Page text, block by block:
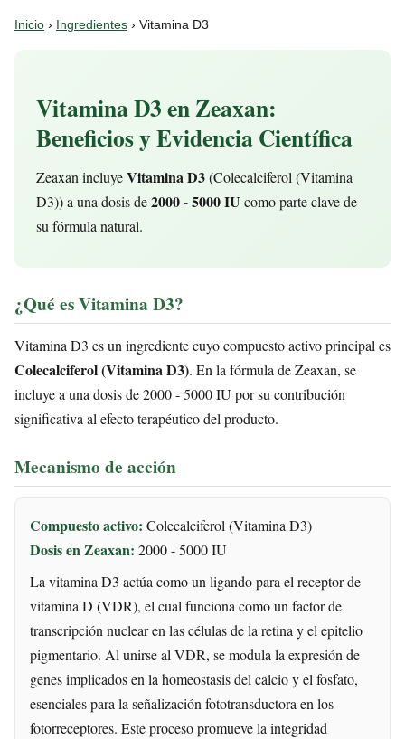
Inicio › Ingredientes › Vitamina D3
Vitamina D3 en Zeaxan:
Beneficios y Evidencia Científica
Zeaxan incluyeVitamina D3(Colecalciferol (Vitamina
D3)) a una dosis de2000 - 5000 IU como parte clave de
su fórmula natural.
¿Qué es Vitamina D3?
Vitamina D3 es un ingrediente cuyo compuesto activo principal es
Colecalciferol (Vitamina D3). En la fórmula de Zeaxan, se
incluye a una dosis de 2000 - 5000 IU por su contribución
significativa al efecto terapéutico del producto.
Mecanismo de acción
Compuesto activo: Colecalciferol (Vitamina D3)
Dosis en Zeaxan: 2000 - 5000 IU
La vitamina D3 actúa como un ligando para el receptor de
vitamina D (VDR), el cual funciona como un factor de
transcripción nuclear en las células de la retina y el epitelio
pigmentario. Al unirse al VDR, se modula la expresión de
genes implicados en la homeostasis del calcio y el fosfato,
esenciales para la señalización fototransductora en los
fotorreceptores. Este proceso promueve la integridad